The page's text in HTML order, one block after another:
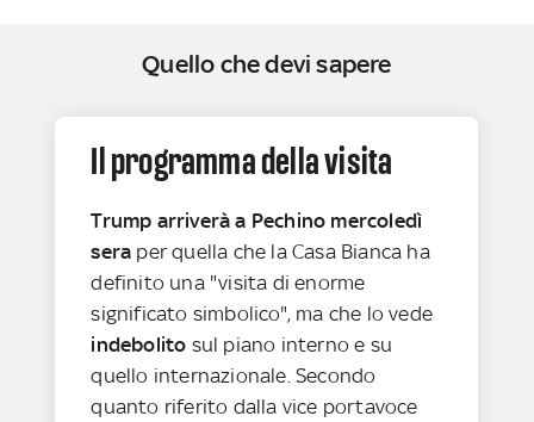
Quello che devi sapere
Il programma della visita
Trump arriverà a Pechino mercoledì
sera per quella che la Casa Bianca ha
definito una "visita di enorme
significato simbolico", ma che lo vede
indebolito sul piano interno e su
quello internazionale. Secondo
quanto riferito dalla vice portavoce